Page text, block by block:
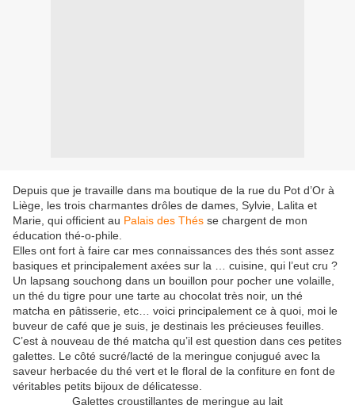
Depuis que je travaille dans ma boutique de la rue du Pot d’Or à
Liège, les trois charmantes drôles de dames, Sylvie, Lalita et
Marie, qui officient au Palais des Thés se chargent de mon
éducation thé-o-phile.
Elles ont fort à faire car mes connaissances des thés sont assez
basiques et principalement axées sur la … cuisine, qui l’eut cru ?
Un lapsang souchong dans un bouillon pour pocher une volaille,
un thé du tigre pour une tarte au chocolat très noir, un thé
matcha en pâtisserie, etc… voici principalement ce à quoi, moi le
buveur de café que je suis, je destinais les précieuses feuilles.
C’est à nouveau de thé matcha qu’il est question dans ces petites
galettes. Le côté sucré/lacté de la meringue conjugué avec la
saveur herbacée du thé vert et le floral de la confiture en font de
véritables petits bijoux de délicatesse.
Galettes croustillantes de meringue au lait